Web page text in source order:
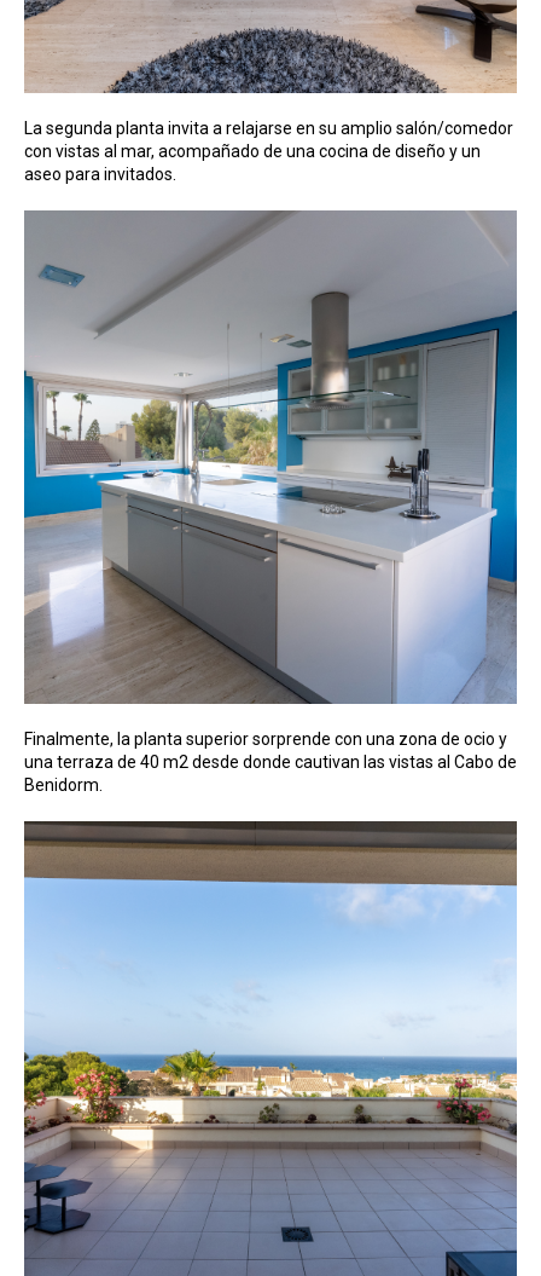
La segunda planta invita a relajarse en su amplio salón/comedor
con vistas al mar, acompañado de una cocina de diseño y un
aseo para invitados.
Finalmente, la planta superior sorprende con una zona de ocio y
una terraza de 40 m2 desde donde cautivan las vistas al Cabo de
Benidorm.